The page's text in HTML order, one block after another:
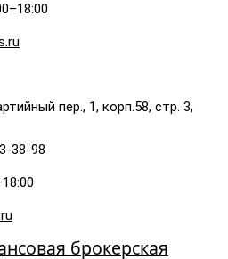
пер., 1, корп.58, стр. 3,
38-98
брокерская